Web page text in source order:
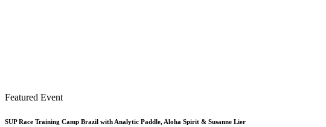
Featured Event
SUP Race Training Camp Brazil with Analytic Paddle, Aloha Spirit & Susanne Lier